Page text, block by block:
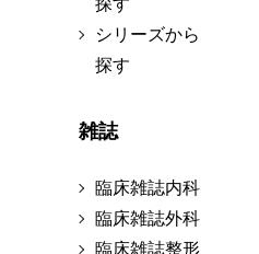
シリーズから
探す
雑誌
臨床雑誌内科
臨床雑誌外科
臨床雑誌整形